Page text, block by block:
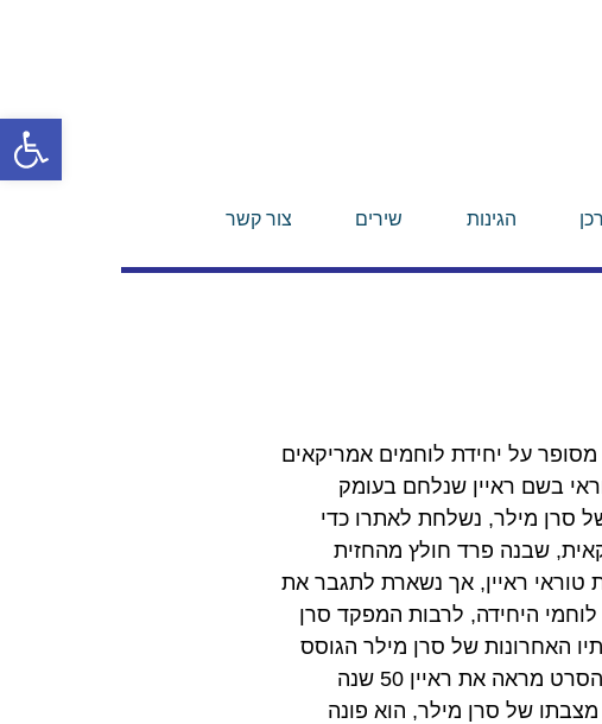
פתח
הגינות שירים צור קשר
מסופר על יחידת לוחמים אמריקאים
אחרי הפלישה לנורמנדי בשנת 1944 להציל טוראי בשם ראיין שנלחם בעומק
סרן מילר, נשלחת לאתרו כדי
שבנה פרד חולץ מהחזית
טוראי ראיין, אך נשארת לתגבר את
היחידה, לרבות המפקד סרן
האחרונות של סרן מילר הגוסס
לטוראי ראיין היו: "תרוויח את זה, ראיין; תצדיק את זה!" סצנת הסיום המרגשת של הסרט מראה את ראיין 50 שנה
של סרן מילר, הוא פונה